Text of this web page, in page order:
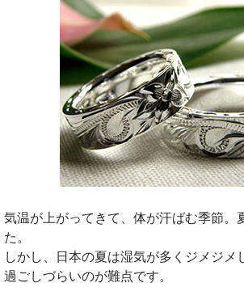
気温が上がってきて、体が汗ばむ季節。
た。
しかし、日本の夏は湿気が多くジメジメ
過ごしづらいのが難点です。